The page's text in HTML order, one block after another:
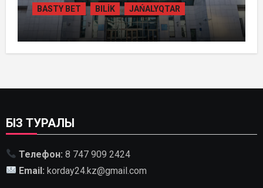
BASTY BET BILİK JAŃALYQTAR
ҚАЗАҚСТАНДА
ГИДРОЭНЕРГЕТИКАНЫ ДАМЫТУДЫҢ
2035 ЖЫЛҒА ДЕЙІНГІ ЖОСПАРЫ
БІЗ ТУРАЛЫ
Телефон: 8 747 909 2424
Email: korday24.kz@gmail.com